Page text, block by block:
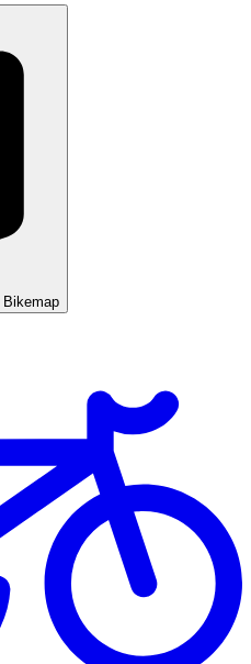
Bikemap